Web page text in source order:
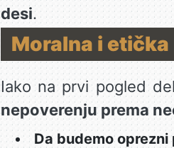
desi.
Moralna i etička
Iako na prvi pogled
nepoverenju prema
Da budemo